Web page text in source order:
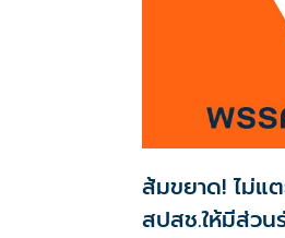
ส้มขยาด! ไม่แ
สปสช.ให้มีส่วน